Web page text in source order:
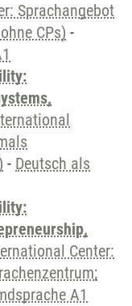
Sprachangebot
CPs) -
- Deutsch als
Center:
A1